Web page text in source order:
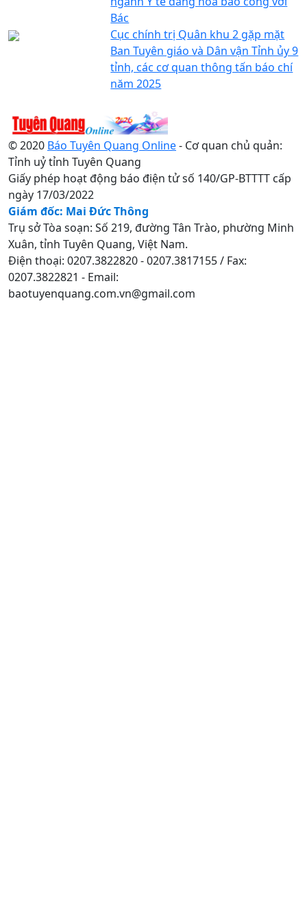
Bác
Cục chính trị Quân khu 2 gặp mặt
Ban Tuyên giáo và Dân vận Tỉnh ủy 9
tỉnh, các cơ quan thông tấn báo chí
năm 2025
© 2020 Báo Tuyên Quang Online- Cơ quan chủ quản:
Tỉnh uỷ tỉnh Tuyên Quang
Giấy phép hoạt động báo điện tử số 140/GP-BTTTT cấp
ngày 17/03/2022
Giám đốc: Mai Đức Thông
Trụ sở Tòa soạn: Số 219, đường Tân Trào, phường Minh
Xuân, tỉnh Tuyên Quang, Việt Nam.
Điện thoại: 0207.3822820 - 0207.3817155 / Fax:
0207.3822821 - Email:
baotuyenquang.com.vn@gmail.com